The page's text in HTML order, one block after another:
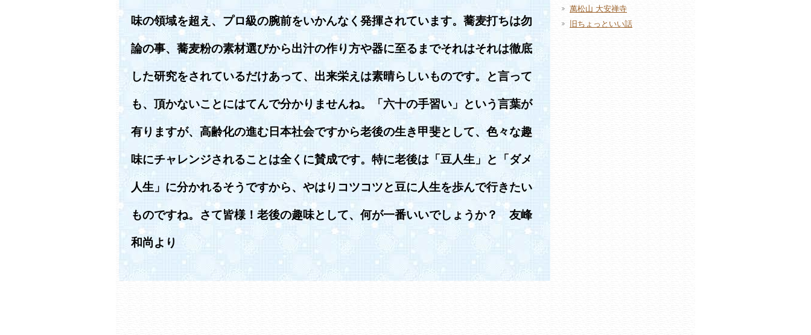
味の領域を超え、プロ級の腕前をいかんなく発揮されています。蕎麦打ちは勿
論の事、蕎麦粉の素材選びから出汁の作り方や器に至るまでそれはそれは徹底
した研究をされているだけあって、出来栄えは素晴らしいものです。と言って
も、頂かないことにはてんで分かりませんね。「六十の手習い」という言葉が
有りますが、高齢化の進む日本社会ですから老後の生き甲斐として、色々な趣
味にチャレンジされることは全くに賛成です。特に老後は「豆人生」と「ダメ
人生」に分かれるそうですから、やはりコツコツと豆に人生を歩んで行きたい
ものですね。さて皆様！老後の趣味として、何が一番いいでしょうか？ 友峰
和尚より
萬松山 大安禅寺
旧ちょっといい話